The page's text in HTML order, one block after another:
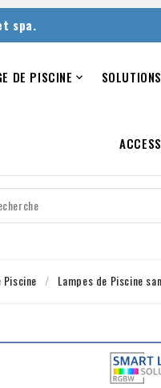
spa.
DE PISCINE 
Piscine Lampes de Piscine